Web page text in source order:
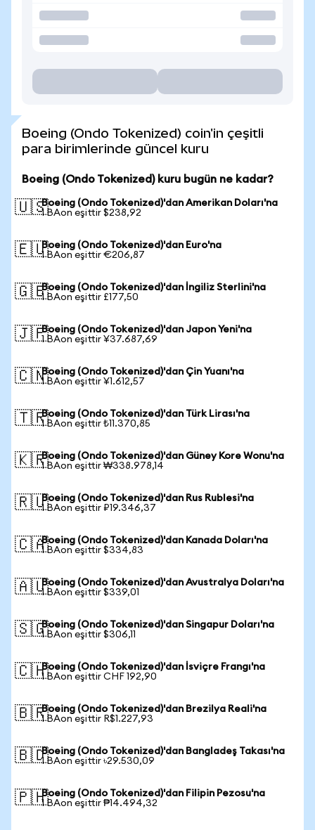
Boeing (Ondo Tokenized) coin'in çeşitli
para birimlerinde güncel kuru
Boeing (Ondo Tokenized) kuru bugün ne kadar?
🇺🇸Boeing (Ondo Tokenized)'dan Amerikan Doları'na
1 BAon eşittir $238,92
🇪🇺Boeing (Ondo Tokenized)'dan Euro'na
1 BAon eşittir €206,87
🇬🇧Boeing (Ondo Tokenized)'dan İngiliz Sterlini'na
1 BAon eşittir £177,50
🇯🇵Boeing (Ondo Tokenized)'dan Japon Yeni'na
1 BAon eşittir ¥37.687,69
🇨🇳Boeing (Ondo Tokenized)'dan Çin Yuanı'na
1 BAon eşittir ¥1.612,57
🇹🇷Boeing (Ondo Tokenized)'dan Türk Lirası'na
1 BAon eşittir ₺11.370,85
🇰🇷Boeing (Ondo Tokenized)'dan Güney Kore Wonu'na
1 BAon eşittir ₩338.978,14
🇷🇺Boeing (Ondo Tokenized)'dan Rus Rublesi'na
1 BAon eşittir ₽19.346,37
🇨🇦Boeing (Ondo Tokenized)'dan Kanada Doları'na
1 BAon eşittir $334,83
🇦🇺Boeing (Ondo Tokenized)'dan Avustralya Doları'na
1 BAon eşittir $339,01
🇸🇬Boeing (Ondo Tokenized)'dan Singapur Doları'na
1 BAon eşittir $306,11
🇨🇭Boeing (Ondo Tokenized)'dan İsviçre Frangı'na
1 BAon eşittir CHF 192,90
🇧🇷Boeing (Ondo Tokenized)'dan Brezilya Reali'na
1 BAon eşittir R$1.227,93
🇧🇩Boeing (Ondo Tokenized)'dan Bangladeş Takası'na
1 BAon eşittir ৳29.530,09
🇵🇭Boeing (Ondo Tokenized)'dan Filipin Pezosu'na
1 BAon eşittir ₱14.494,32